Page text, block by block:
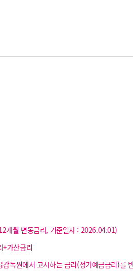
개월 변동금리, 기준일자 : 2026.04.01)
+가산금리
감독원에서 고시하는 금리(정기예금금리)를